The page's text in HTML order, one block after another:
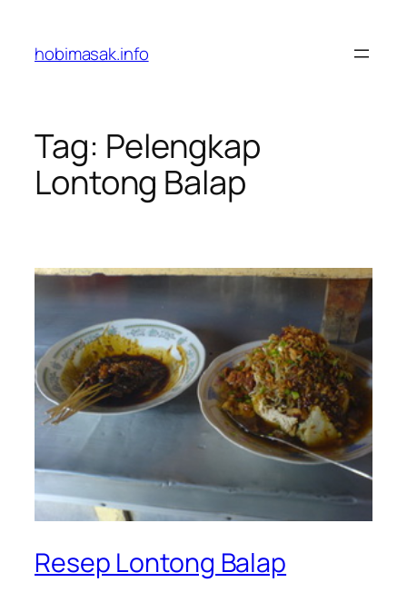
content
hobimasak.info
Tag: Pelengkap
Lontong Balap
Resep Lontong Balap